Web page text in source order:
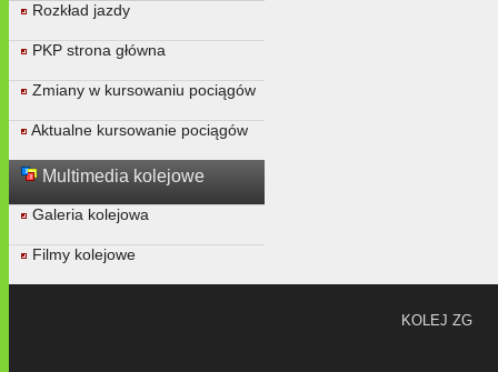
Rozkład jazdy
PKP strona główna
Zmiany w kursowaniu pociągów
Aktualne kursowanie pociągów
Multimedia kolejowe
Galeria kolejowa
Filmy kolejowe
KOLEJ ZG